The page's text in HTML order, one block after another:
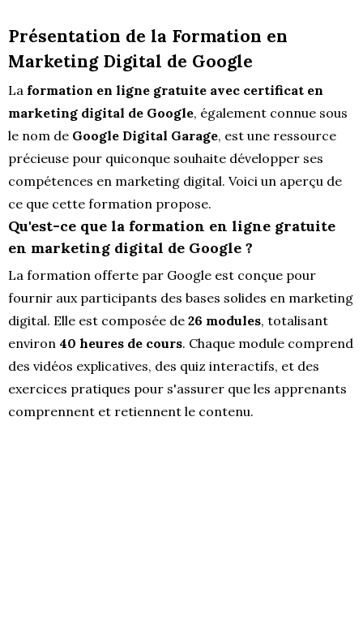
Présentation de la Formation en
Marketing Digital de Google
La formation en ligne gratuite avec certificat en
marketing digital de Google, également connue sous
le nom de Google Digital Garage, est une ressource
précieuse pour quiconque souhaite développer ses
compétences en marketing digital. Voici un aperçu de
ce que cette formation propose.
Qu'est-ce que la formation en ligne gratuite
en marketing digital de Google ?
La formation offerte par Google est conçue pour
fournir aux participants des bases solides en marketing
digital. Elle est composée de 26 modules, totalisant
environ 40 heures de cours. Chaque module comprend
des vidéos explicatives, des quiz interactifs, et des
exercices pratiques pour s'assurer que les apprenants
comprennent et retiennent le contenu.